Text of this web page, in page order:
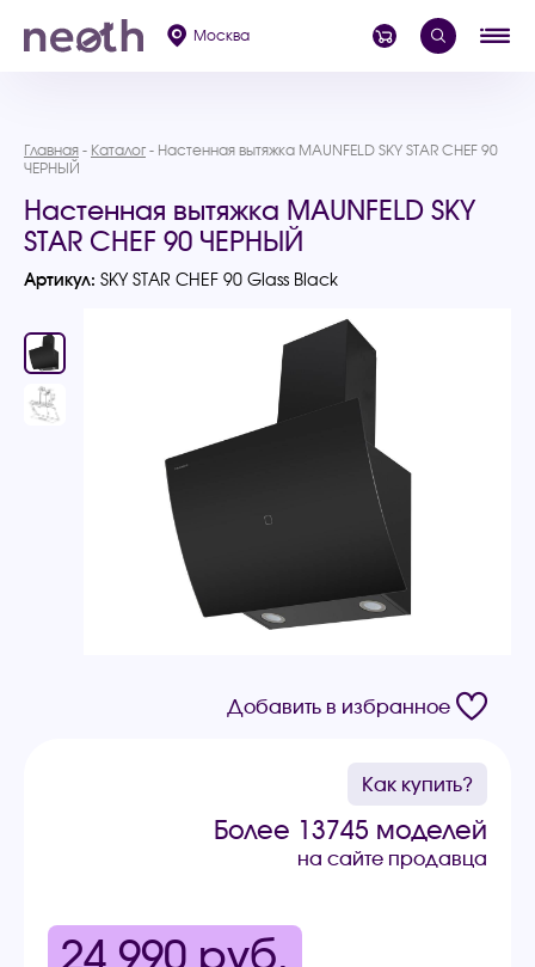
Москва
Главная Каталог
Настенная вытяжка MAUNFELD SKY STAR CHEF 90
ЧЕРНЫЙ
Настенная вытяжка MAUNFELD SKY
STAR CHEF 90 ЧЕРНЫЙ
Артикул: SKY STAR CHEF 90 Glass Black
Добавить в избранное
Как купить?
Более 13745 моделей
на сайте продавца
24 990 руб.